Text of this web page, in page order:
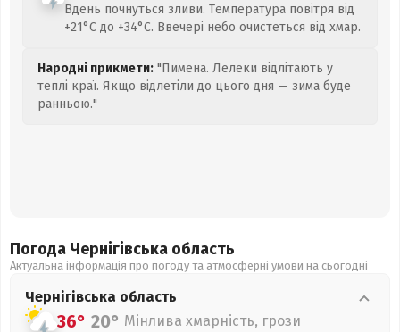
Вдень почнуться зливи. Температура повітря від
+21°C до +34°C. Ввечері небо очистеться від хмар.
Народні прикмети: "Пимена. Лелеки відлітають у
теплі краї. Якщо відлетіли до цього дня — зима буде
ранньою."
Погода Чернігівська область
Актуальна інформація про погоду та атмосферні умови на сьогодні
Чернігівська область
36° 20° Мінлива хмарність, грози